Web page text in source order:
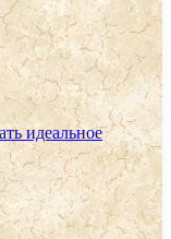
идеальное